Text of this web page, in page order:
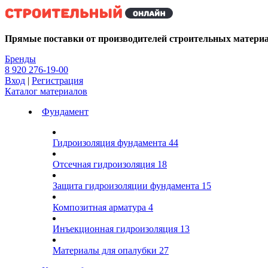
Kg
Прямые поставки от производителей строительных
Бренды
8 920 276-19-00
Вход | Регистрация
Каталог материалов
Фундамент
Гидроизоляция фундамента 44
Отсечная гидроизоляция 18
Защита гидроизоляции фундамента 15
Композитная арматура 4
Инъекционная гидроизоляция 13
Материалы для опалубки 27